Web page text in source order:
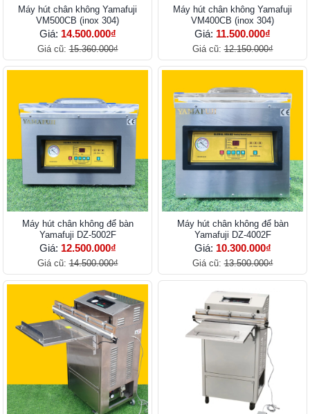
Máy hút chân không Yamafuji
VM500CB (inox 304)
Giá: 14.500.000₫
Giá cũ:15.360.000₫
Máy hút chân không Yamafuji
VM400CB (inox 304)
Giá: 11.500.000₫
Giá cũ:12.150.000₫
Máy hút chân không để bàn
Yamafuji DZ-5002F
Giá: 12.500.000₫
Giá cũ:14.500.000₫
Máy hút chân không để bàn
Yamafuji DZ-4002F
Giá: 10.300.000₫
Giá cũ:13.500.000₫